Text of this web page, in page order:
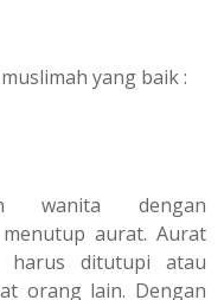
yang baik :
wanita dengan
aurat. Aurat
harus ditutupi atau
orang lain. Dengan